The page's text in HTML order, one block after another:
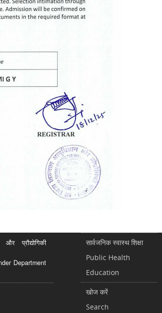
प्रौद्योगिकी
Department
सार्वजनिक स्वास्थ शिक्षा
Public Health
Education
खोज करें
Search